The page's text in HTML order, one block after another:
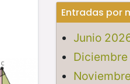
Entradas por
Junio